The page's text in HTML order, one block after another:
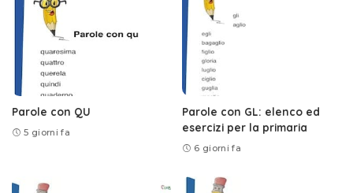
Parole con QU
5 giorni fa
Parole con GL: elenco ed
esercizi per la primaria
6 giorni fa